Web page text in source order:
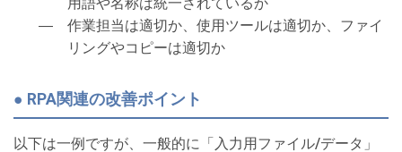
作業担当は適切か、使用ツールは適切か、ファイ
リングやコピーは適切か
● RPA関連の改善ポイント
以下は一例ですが、一般的に「入力用ファイル/データ」